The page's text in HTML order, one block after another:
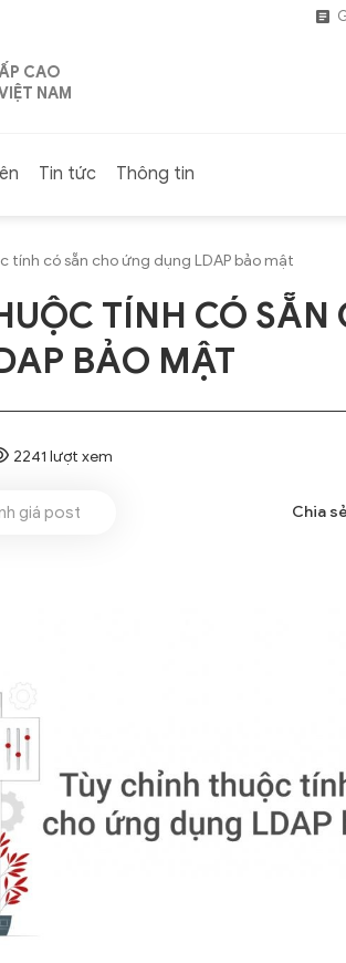
CAO
NAM
Tin tức Thông tin
tính có sẵn cho ứng dụng LDAP bảo mật
TÍNH CÓ SẴN
BẢO MẬT
2241 lượt xem
giá post Chia